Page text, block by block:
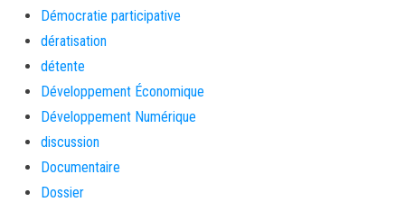
Démocratie participative
dératisation
détente
Développement Économique
Développement Numérique
discussion
Documentaire
Dossier